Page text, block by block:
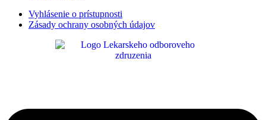
Vyhlásenie o prístupnosti
Zásady ochrany osobných údajov